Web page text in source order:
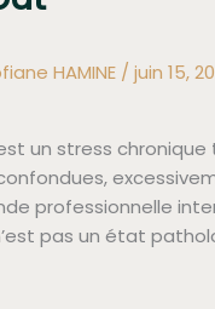
HAMINE / juin 15,
un stress
professionnelle
pas un état